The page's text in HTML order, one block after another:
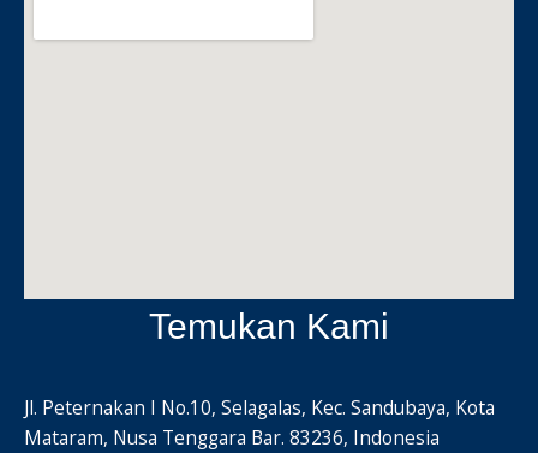
Temukan Kami
Jl. Peternakan I No.10, Selagalas, Kec. Sandubaya, Kota
Mataram, Nusa Tenggara Bar. 83236, Indonesia